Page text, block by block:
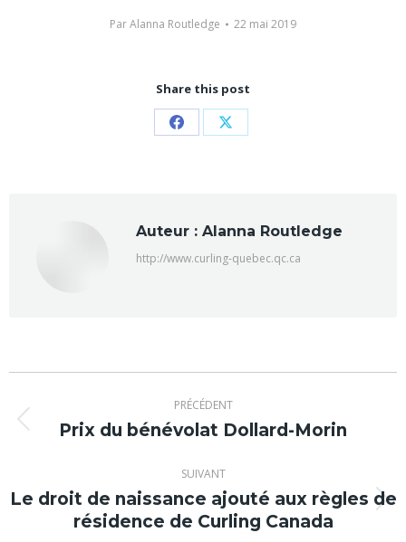
ParAlanna Routledge 22 mai 2019
Share this post
PartagerPartager
Auteur : Alanna Routledge
http://www.curling-quebec.qc.ca
Navigation
article
PRÉCÉDENT
Article
:
Prix du bénévolat Dollard-Morin
SUIVANT
Article
suivant
Le droit de naissance ajouté aux règles de
résidence de Curling Canada